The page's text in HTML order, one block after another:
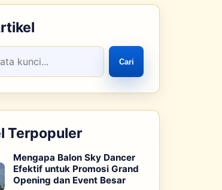
Cari
Terpopuler
Mengapa Balon Sky Dancer
Efektif untuk Promosi Grand
Opening dan Event Besar